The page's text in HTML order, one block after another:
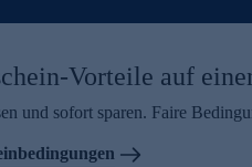
Vorteile auf
und sofort sparen. Faire